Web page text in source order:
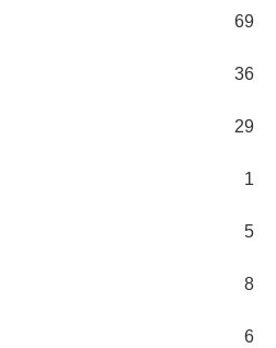
69
36
29
1
5
8
6